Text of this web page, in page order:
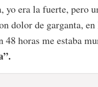
yo era la fuerte, pero
dolor de garganta,
48 horas me estaba